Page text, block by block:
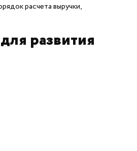
расчета выручки,
развития